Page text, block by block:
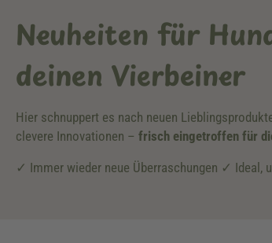
Neuheiten für
deinen Vierbeiner
Hier schnuppert es nach neuen
clevere Innovationen – frisch eingetroffen für
✓ Immer wieder neue Überraschungen ✓ Ideal,